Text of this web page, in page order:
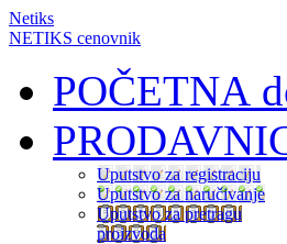
Netiks
NETIKS cenovnik
POČETNA
Uputstvo za registraciju
Uputstvo za naručivanje
Uputstvo za pretragu
proizvoda